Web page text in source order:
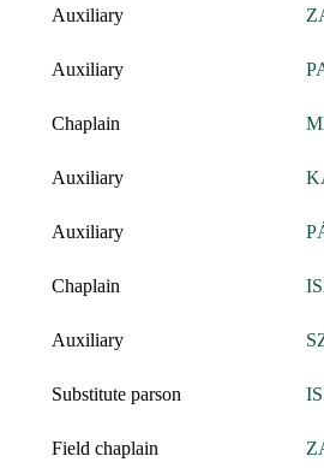
Auxiliary
Auxiliary
Chaplain
Auxiliary
Auxiliary
Chaplain
Auxiliary
Substitute parson
Field chaplain